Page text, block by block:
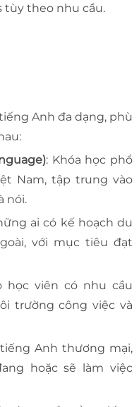
tùy theo nhu cầu.
Anh đa dạng, phù
: Khóa học phổ
Nam, tập trung vào
nói.
ai có kế hoạch du
với mục tiêu đạt
viên có nhu cầu
trường công việc và
Anh thương mại,
hoặc sẽ làm việc